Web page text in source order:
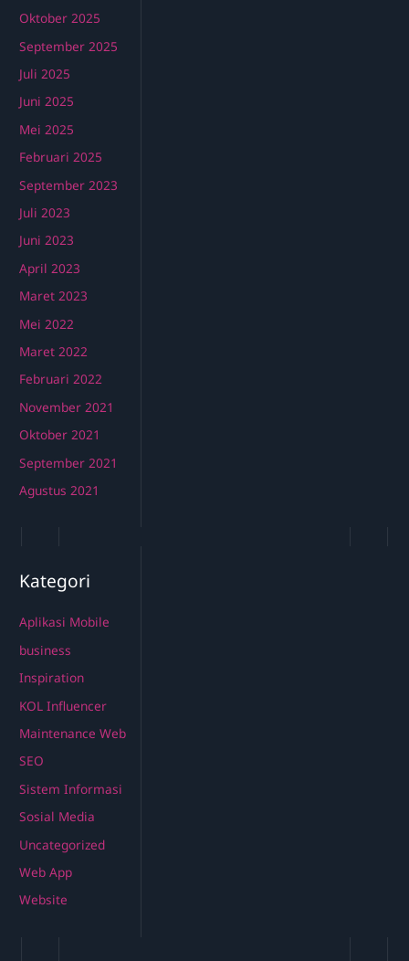
Oktober 2025
September 2025
Juli 2025
Juni 2025
Mei 2025
Februari 2025
September 2023
Juli 2023
Juni 2023
April 2023
Maret 2023
Mei 2022
Maret 2022
Februari 2022
November 2021
Oktober 2021
September 2021
Agustus 2021
Kategori
Aplikasi Mobile
business
Inspiration
KOL Influencer
Maintenance Web
SEO
Sistem Informasi
Sosial Media
Uncategorized
Web App
Website